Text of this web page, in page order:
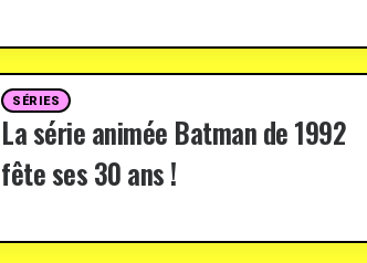
SÉRIES
La série animée Batman de 1992
fête ses 30 ans !